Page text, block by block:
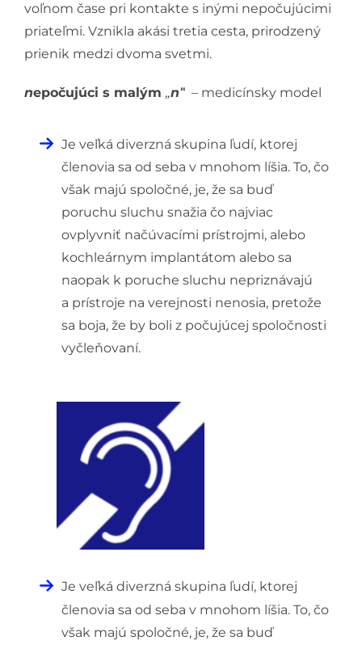
voľnom čase pri kontakte s inými nepočujúcimi
priateľmi. Vznikla akási tretia cesta, prirodzený
prienik medzi dvoma svetmi.
nepočujúci s malým „n‟– medicínsky model
Je veľká diverzná skupina ľudí, ktorej
členovia sa od seba v mnohom líšia. To, čo
však majú spoločné, je, že sa buď
poruchu sluchu snažia čo najviac
ovplyvniť načúvacími prístrojmi, alebo
kochleárnym implantátom alebo sa
naopak k poruche sluchu nepriznávajú
a prístroje na verejnosti nenosia, pretože
sa boja, že by boli z počujúcej spoločnosti
vyčleňovaní.
Je veľká diverzná skupina ľudí, ktorej
členovia sa od seba v mnohom líšia. To, čo
však majú spoločné, je, že sa buď